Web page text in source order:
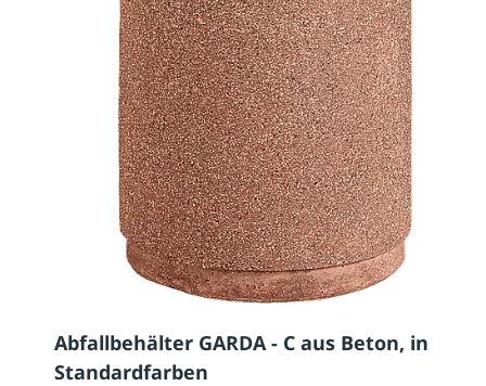
Abfallbehälter GARDA - C aus Beton, in
Standardfarben